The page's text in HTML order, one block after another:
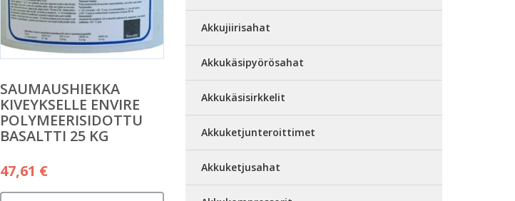
SAUMAUSHIEKKA
KIVEYKSELLE ENVIRE
POLYMEERISIDOTTU
BASALTTI 25 KG
47,61 €
Akkujiirisahat
Akkukäsipyörösahat
Akkukäsisirkkelit
Akkuketjunteroittimet
Akkuketjusahat